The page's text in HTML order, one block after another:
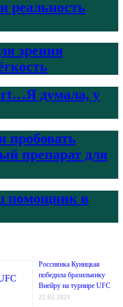
реальность
зрения
думала, у
пробовать
препарат для
помощник в
Россиянка Куницкая
победила бразильянку
Виейру на турнире UFC
22.02.2021